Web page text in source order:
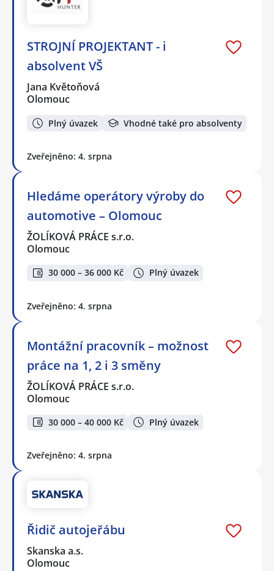
STROJNÍ PROJEKTANT - i
absolvent VŠ
Jana Květoňová
Olomouc
Plný úvazek Vhodné také pro absolventy
Zveřejněno: 4. srpna
Hledáme operátory výroby do
automotive – Olomouc
ŽOLÍKOVÁ PRÁCE s.r.o.
Olomouc
30 000 – 36 000 Kč Plný úvazek
Zveřejněno: 4. srpna
Montážní pracovník – možnost
práce na 1, 2 i 3 směny
ŽOLÍKOVÁ PRÁCE s.r.o.
Olomouc
30 000 – 40 000 Kč Plný úvazek
Zveřejněno: 4. srpna
Řidič autojeřábu
Skanska a.s.
Olomouc